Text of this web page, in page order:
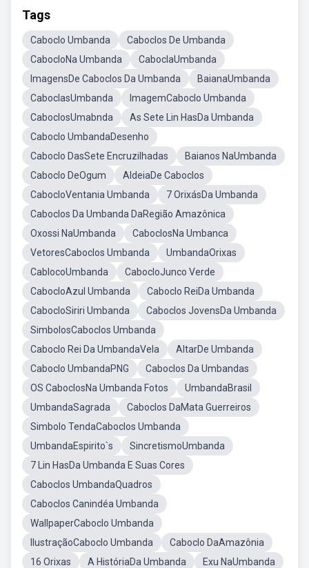
Tags
Caboclo Umbanda
Caboclos De Umbanda
CabocloNa Umbanda
CaboclaUmbanda
ImagensDe Caboclos Da Umbanda
BaianaUmbanda
CaboclasUmbanda
ImagemCaboclo Umbanda
CaboclosUmabnda
As Sete Lin HasDa Umbanda
Caboclo UmbandaDesenho
Caboclo DasSete Encruzilhadas
Baianos NaUmbanda
Caboclo DeOgum
AldeiaDe Caboclos
CabocloVentania Umbanda
7 OrixásDa Umbanda
Caboclos Da Umbanda DaRegião Amazônica
Oxossi NaUmbanda
CaboclosNa Umbanca
VetoresCaboclos Umbanda
UmbandaOrixas
CablocoUmbanda
CabocloJunco Verde
CabocloAzul Umbanda
Caboclo ReiDa Umbanda
CabocloSiriri Umbanda
Caboclos JovensDa Umbanda
SimbolosCaboclos Umbanda
Caboclo Rei Da UmbandaVela
AltarDe Umbanda
Caboclo UmbandaPNG
Caboclos Da Umbandas
OS CaboclosNa Umbanda Fotos
UmbandaBrasil
UmbandaSagrada
Caboclos DaMata Guerreiros
Simbolo TendaCaboclos Umbanda
UmbandaEspirito`s
SincretismoUmbanda
7 Lin HasDa Umbanda E Suas Cores
Caboclos UmbandaQuadros
Caboclos Canindéa Umbanda
WallpaperCaboclo Umbanda
IlustraçãoCaboclo Umbanda
Caboclo DaAmazônia
16 Orixas
A HistóriaDa Umbanda
Exu NaUmbanda